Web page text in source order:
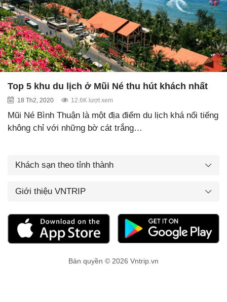
Top 5 khu du lịch ở Mũi Né thu hút khách nhất
18 Th2, 2020 12.6K lượt xem
Mũi Né Bình Thuận là một địa điểm du lịch khá nổi tiếng
không chỉ với những bờ cát trắng…
Khách sạn theo tỉnh thành
Giới thiệu VNTRIP
Bản quyền © 2026 Vntrip.vn